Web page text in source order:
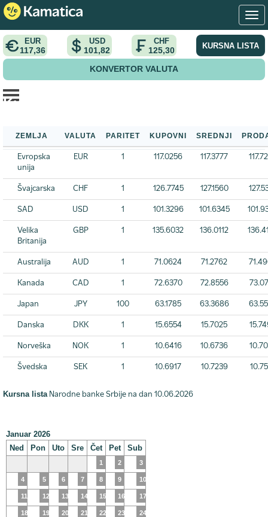
EUR
117,36
USD
101,82
CHF
125,30 KURSNA LISTA
KONVERTOR VALUTA
Početna > Kursna lista > Kursna lista NBS
Kursna lista NBS
ZEMLJA VALUTA PARITET KUPOVNI SREDNJI
Evropska
unija
EUR 1 117.0256 117.3777
Švajcarska CHF 1 126.7745 127.1560
SAD USD 1 101.3296 101.6345
Velika
Britanija
GBP 1 135.6032 136.0112
Australija AUD 1 71.0624 71.2762
Kanada CAD 1 72.6370 72.8556
Japan JPY 100 63.1785 63.3686
Danska DKK 1 15.6554 15.7025
Norveška NOK 1 10.6416 10.6736
Švedska SEK 1 10.6917 10.7239
Kursna listaNarodne banke Srbije na dan 10.06.2026
Januar 2026
Ned
Pon Uto Sre Čet Pet Sub
1 2 3
4 5 6 7 8 9 10
11 12 13 14 15 16 17
18 19 20 21 22 23 24